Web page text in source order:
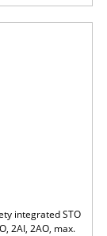
integrated STO
2AI, 2AO, max.